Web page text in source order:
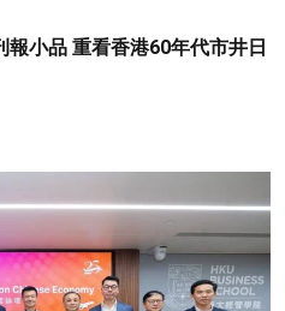
小品 重看香港60年代市井日